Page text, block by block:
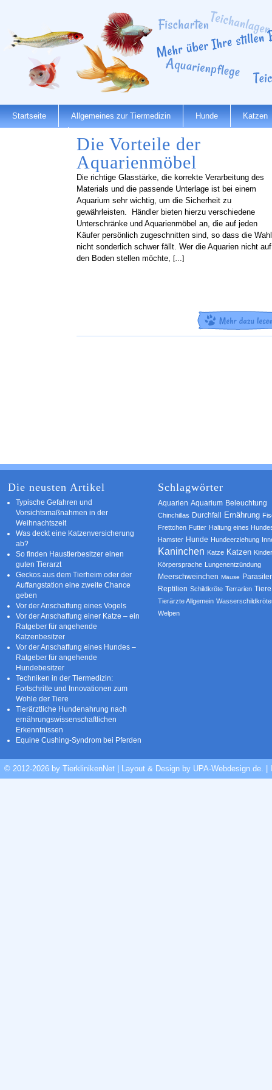
Startseite Allgemeines zur Tiermedizin Hunde Katzen
Die Vorteile der
Aquarienmöbel
Die richtige Glasstärke, die korrekte Verarbeitung des
Materials und die passende Unterlage ist bei einem
Aquarium sehr wichtig, um die Sicherheit zu
gewährleisten. Händler bieten hierzu verschiedene
Unterschränke und Aquarienmöbel an, die auf jeden
Käufer persönlich zugeschnitten sind, so dass die Wahl
nicht sonderlich schwer fällt. Wer die Aquarien nicht auf
den Boden stellen möchte, […]
Die neusten Artikel
Typische Gefahren und
Vorsichtsmaßnahmen in der
Weihnachtszeit
Was deckt eine Katzenversicherung
ab?
So finden Haustierbesitzer einen
guten Tierarzt
Geckos aus dem Tierheim oder der
Auffangstation eine zweite Chance
geben
Vor der Anschaffung eines Vogels
Vor der Anschaffung einer Katze – ein
Ratgeber für angehende
Katzenbesitzer
Vor der Anschaffung eines Hundes –
Ratgeber für angehende
Hundebesitzer
Techniken in der Tiermedizin:
Fortschritte und Innovationen zum
Wohle der Tiere
Tierärztliche Hundenahrung nach
ernährungswissenschaftlichen
Erkenntnissen
Equine Cushing-Syndrom bei Pferden
Schlagwörter
Aquarien Aquarium Beleuchtung
Chinchillas Durchfall Ernährung
Frettchen Futter Haltung eines
Hamster Hunde Hundeerziehung
Kaninchen Katze Katzen
Körpersprache Lungenentzündung
Meerschweinchen Mäuse
Reptilien Schildkröte Terrarien Tiere
Tierärzte Allgemein
Welpen
© 2012-2026 by TierklinikenNet | Layout & Design by UPA-Webdesign.de.